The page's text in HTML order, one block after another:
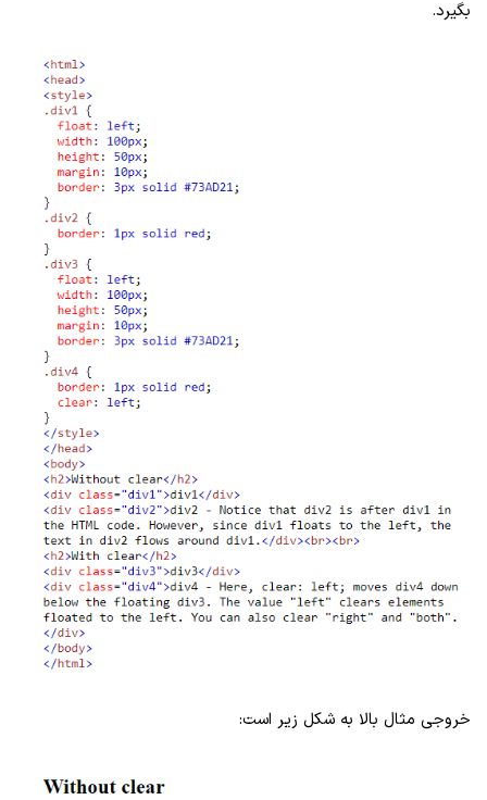
بگیرد.
خروجی مثال بالا به شکل زیر است: